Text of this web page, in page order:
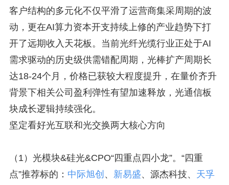
客户结构的多元化不仅平滑了运营商集采周期的波
动，更在AI算力资本开支持续上修的产业趋势下打
开了远期收入天花板。当前光纤光缆行业正处于AI
需求驱动的历史级供需错配周期，光棒扩产周期长
达18-24个月，价格已获较大程度提升，在量价齐升
背景下相关公司盈利弹性有望加速释放，光通信板
块成长逻辑持续强化。
坚定看好光互联和光交换两大核心方向
（1）光模块&硅光&CPO“四重点四小龙”。“四重
点”推荐标的： 中际旭创 、 新易盛、源杰科技、 天孚